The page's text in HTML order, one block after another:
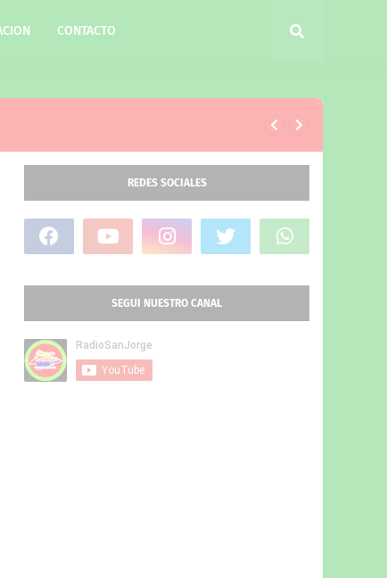
CONTACTO
REDES SOCIALES
SEGUI NUESTRO CANAL